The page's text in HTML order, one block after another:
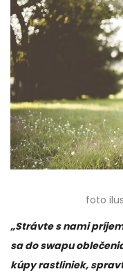
foto
„Strávte s nami
sa do swapu
kúpy rastliniek,